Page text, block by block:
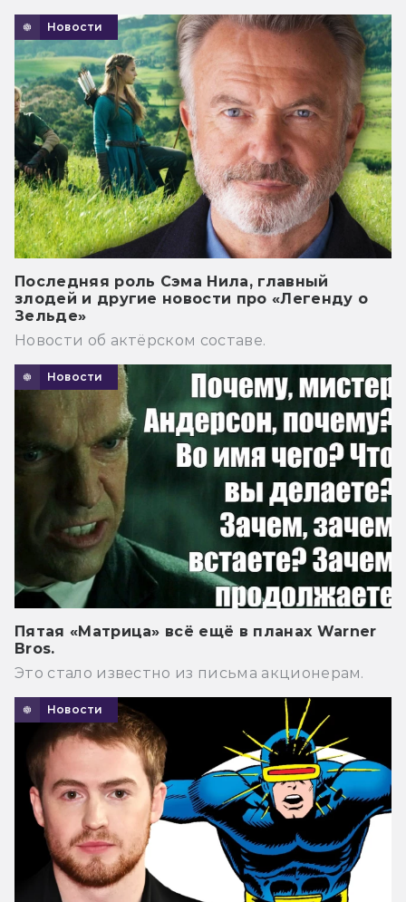
Новости
Последняя роль Сэма Нила, главный
злодей и другие новости про «Легенду о
Зельде»
Новости об актёрском составе.
Новости
Пятая «Матрица» всё ещё в планах Warner
Bros.
Это стало известно из письма акционерам.
Новости